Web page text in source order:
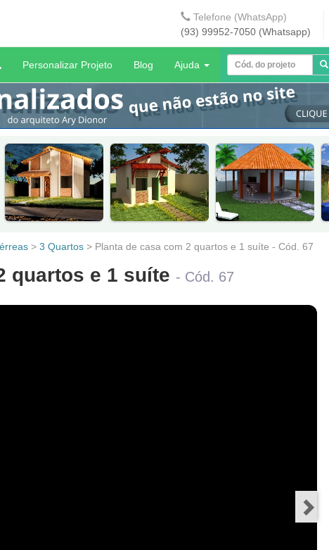
Telefone (WhatsApp)
(93) 99952-7050 (Whatsapp)
Personalizar Projeto Blog Ajuda
> 3 Quartos > Planta de casa com 2 quartos e 1 suíte - Cód. 67
quartos e 1 suíte - Cód. 67